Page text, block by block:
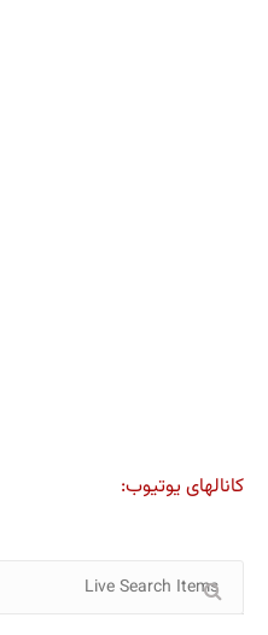
کانالهای یوتیوب: